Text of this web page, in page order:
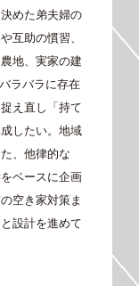
めた弟夫婦の
互助の慣習、
地、実家の建
ラバラに存在
え直し「持て
したい。地域
、他律的な
ベースに企画
空き家対策ま
設計を進めて